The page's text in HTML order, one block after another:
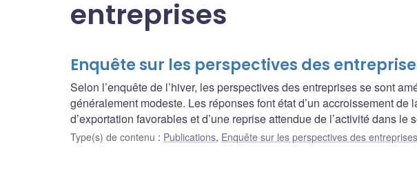
entreprises
Enquête sur les perspectives des
Selon l’enquête de l’hiver, les perspectives des entreprises se sont
généralement modeste. Les réponses font état d’un accroissement
d’exportation favorables et d’une reprise attendue de l’activité dans le
Type(s) de contenu : Publications, Enquête sur les perspectives des entreprises